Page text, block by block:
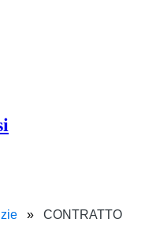
CONTRATTO